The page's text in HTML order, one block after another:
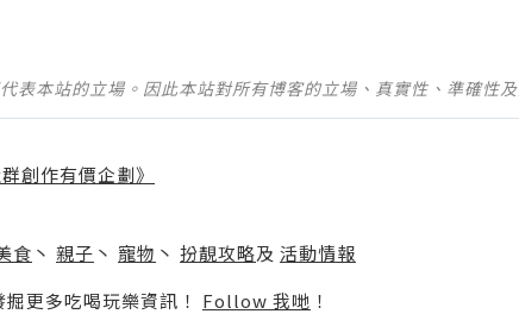
表本站的立場。因此本站對所有博客的立場、真實性、準確性
創作有價企劃》
食 丶 親子 丶 寵物 丶 扮靚攻略及 活動情報
更多吃喝玩樂資訊！ Follow 我哋 ！